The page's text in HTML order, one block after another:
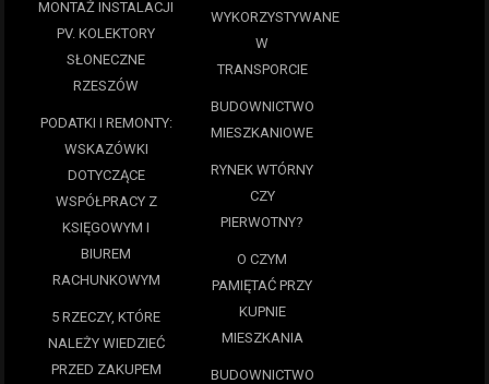
MONTAŻ INSTALACJI
PV. KOLEKTORY
SŁONECZNE
RZESZÓW
PODATKI I REMONTY:
WSKAZÓWKI
DOTYCZĄCE
WSPÓŁPRACY Z
KSIĘGOWYM I
BIUREM
RACHUNKOWYM
5 RZECZY, KTÓRE
NALEŻY WIEDZIEĆ
PRZED ZAKUPEM
WYKORZYSTYWANE
W
TRANSPORCIE
BUDOWNICTWO
MIESZKANIOWE
RYNEK WTÓRNY
CZY
PIERWOTNY?
O CZYM
PAMIĘTAĆ PRZY
KUPNIE
MIESZKANIA
BUDOWNICTWO